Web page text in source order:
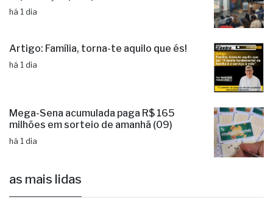
há 1 dia
Artigo: Família, torna-te aquilo que és!
há 1 dia
Mega-Sena acumulada paga R$ 165
milhões em sorteio de amanhã (09)
há 1 dia
as mais lidas